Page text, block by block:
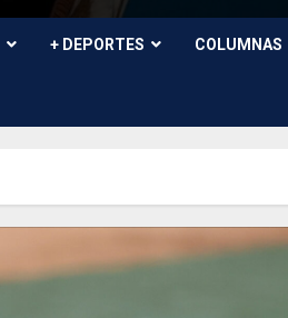
+ DEPORTES COLUMNAS